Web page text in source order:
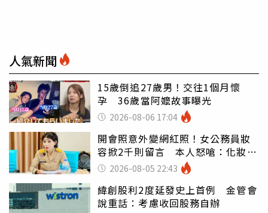
人氣新聞
15歲倒追27歲男！交往1個月懷
孕 36歲當阿嬤故事曝光
2026-08-06 17:04
開會照意外變網紅照！女公務員妝
容掀2千則留言 本人怒嗆：化妝有
錯嗎2026-08-05 22:43
緯創股利2度延發史上首例 金管會
說重話：考慮收回股務自辦